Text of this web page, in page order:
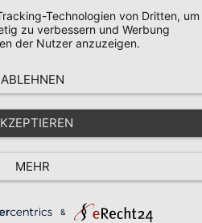
Technologien von Dritten, um
zu verbessern und Werbung
der Nutzer anzuzeigen.
ABLEHNEN
MEHR
&